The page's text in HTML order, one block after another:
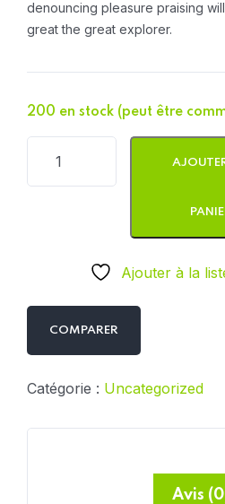
denouncing pleasure praising
great the great explorer.
200 en stock (peut être
Ajouter à la
COMPARER
Catégorie : Uncategorized
Avis